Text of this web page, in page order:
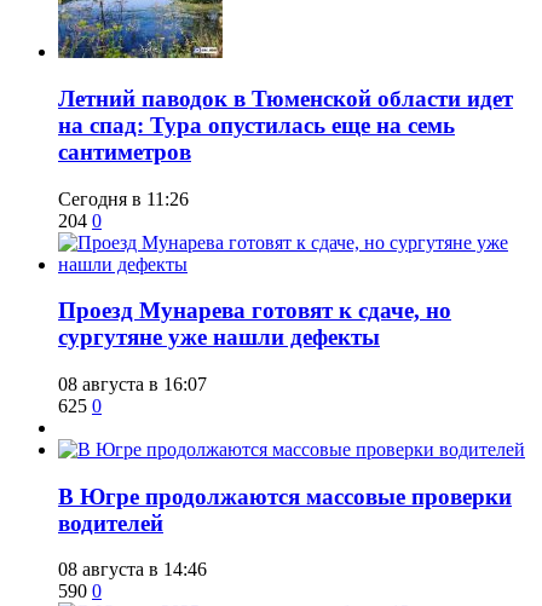
​Летний паводок в Тюменской области идет
на спад: Тура опустилась еще на семь
сантиметров
Сегодня в 11:26
204 0
​Проезд Мунарева готовят к сдаче, но
сургутяне уже нашли дефекты
08 августа в 16:07
625 0
​В Югре продолжаются массовые проверки
водителей
08 августа в 14:46
590 0